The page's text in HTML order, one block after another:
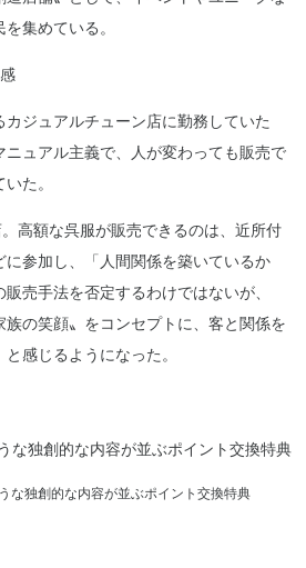
集めている。
ジュアルチューン店に勤務していた
ュアル主義で、人が変わっても販売で
た。
高額な呉服が販売できるのは、近所付
に参加し、「人間関係を築いているか
売手法を否定するわけではないが、
族の笑顔〟をコンセプトに、客と関係を
感じるようになった。
な独創的な内容が並ぶポイント交換特典